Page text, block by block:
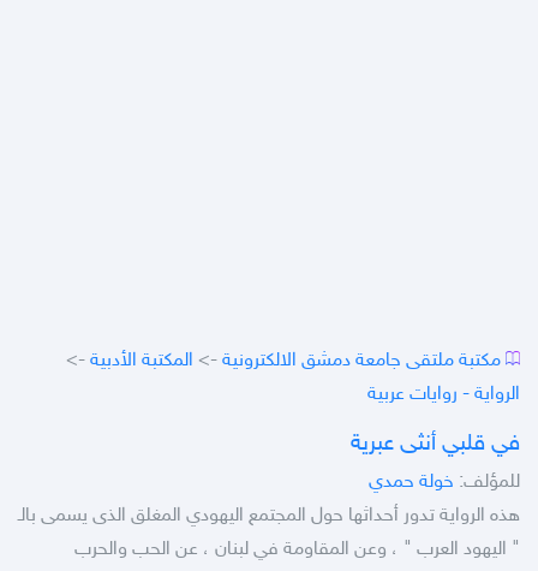
مكتبة ملتقى جامعة دمشق الالكترونية -> المكتبة الأدبية ->
الرواية - روايات عربية
في قلبي أنثى عبرية
للمؤلف: خولة حمدي
هذه الرواية تدور أحداثها حول المجتمع اليهودي المغلق الذى يسمى بالـ
" اليهود العرب " ، وعن المقاومة في لبنان ، عن الحب والحرب